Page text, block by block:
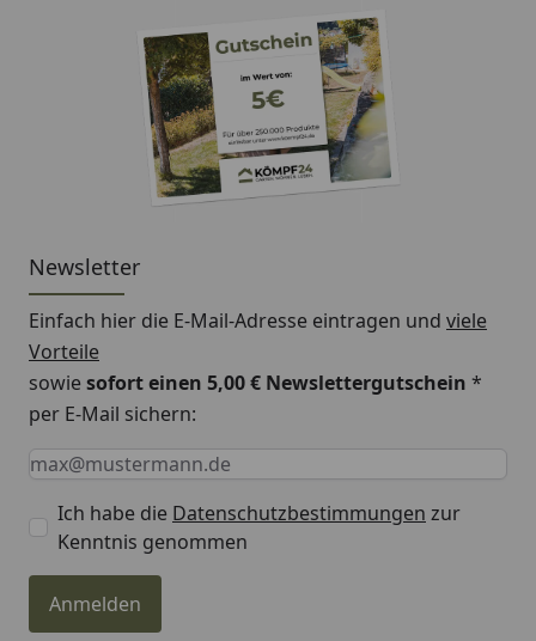
Newsletter
Einfach hier die E-Mail-Adresse eintragen und viele
Vorteile
sowiesofort einen 5,00 € Newslettergutschein *
per E-Mail sichern:
Keine Eingabe erforderlich
Eingabe erforderlich
E-Mail *
Ich habe die Datenschutzbestimmungen zur
Kenntnis genommen
Anmelden